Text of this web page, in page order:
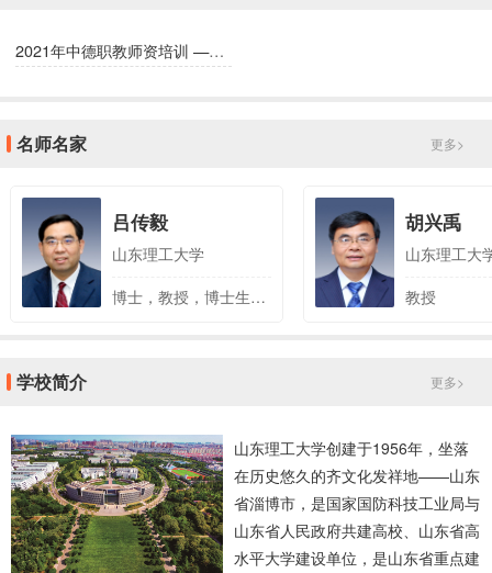
2021年中德职教师资培训 ——行动导向教学核心方法研修班
名师名家 更多>
吕传毅
山东理工大学
博士，教授，博士生导师
胡兴禹
山东理工大
教授
学校简介 更多>
山东理工大学创建于1956年，坐落
在历史悠久的齐文化发祥地——山东
省淄博市，是国家国防科技工业局与
山东省人民政府共建高校、山东省高
水平大学建设单位，是山东省重点建